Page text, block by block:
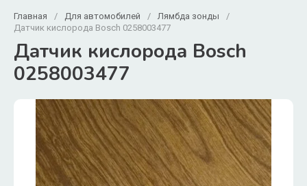
Главная / Для автомобилей / Лямбда зонды
/
Датчик кислорода Bosch 0258003477
Датчик кислорода Bosch
0258003477